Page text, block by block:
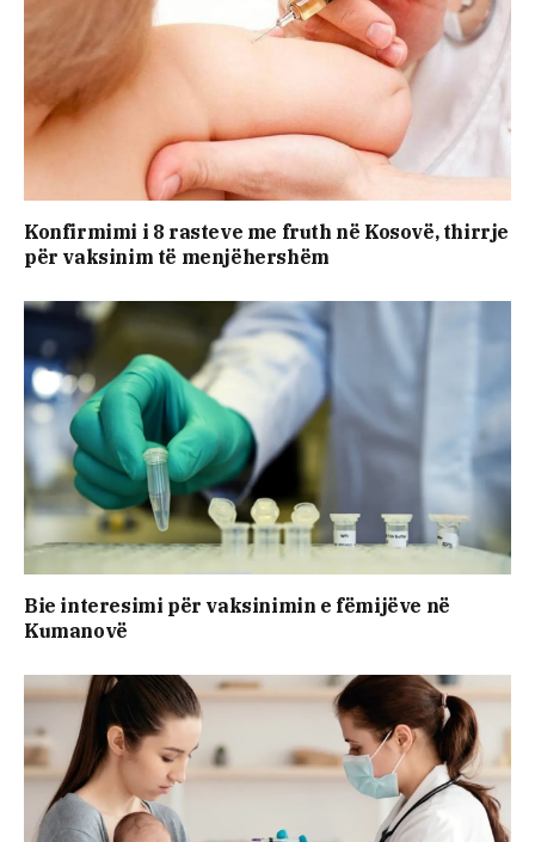
Konfirmimi i 8 rasteve me fruth në Kosovë, thirrje
për vaksinim të menjëhershëm
Bie interesimi për vaksinimin e fëmijëve në
Kumanovë